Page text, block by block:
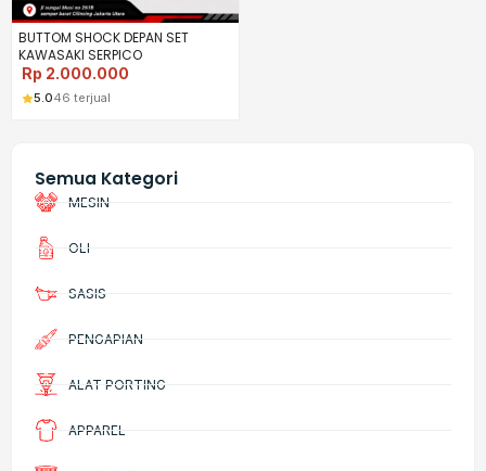
Semua Kategori
MESIN
OLI
SASIS
PENGAPIAN
ALAT PORTING
APPAREL
BUTTOM SHOCK DEPAN SET
KAWASAKI SERPICO
Rp 2.000.000
5.046 terjual